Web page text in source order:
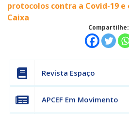
protocolos contra a Covid-19 e
Caixa
Compartilhe:
Revista Espaço
APCEF Em Movimento